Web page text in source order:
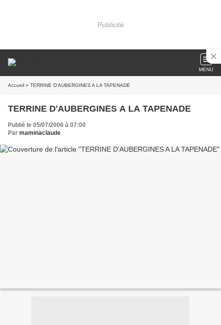
Publicité
MENU
Accueil » TERRINE D'AUBERGINES A LA TAPENADE
TERRINE D'AUBERGINES A LA TAPENADE
Publié le 05/07/2006 à 07:00
Par maminaclaude